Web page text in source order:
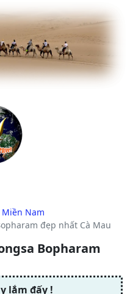
Nam
đẹp nhất Cà Mau
Bopharam
lắm đấy !